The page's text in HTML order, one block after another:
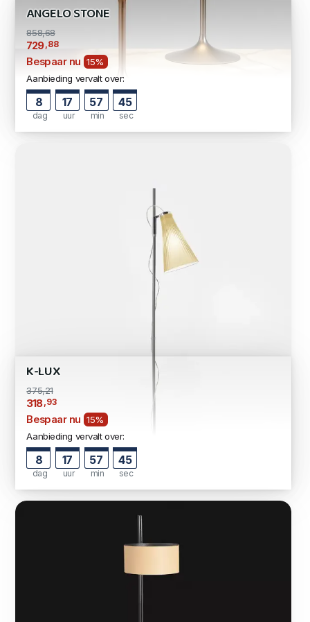
ANGELO STONE
858,68
729,88
Bespaar nu 15%
Aanbieding vervalt over:
8
dag
17
uur
57
min
44
sec
K-LUX
375,21
318,93
Bespaar nu 15%
Aanbieding vervalt over:
8
dag
17
uur
57
min
44
sec